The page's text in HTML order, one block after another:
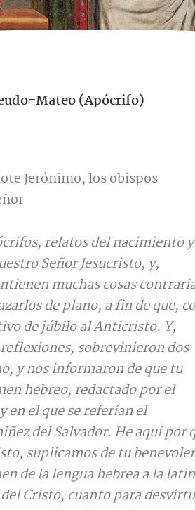
Mateo (Apócrifo)
Jerónimo, los obispos
relatos del nacimiento
Señor Jesucristo, y,
muchas cosas
de plano, a fin de que,
de júbilo al Anticristo. Y,
sobrevinieron dos
y nos informaron de que tu
hebreo, redactado por el
en el que se referían el
del Salvador. He aquí por
suplicamos de tu
de la lengua hebrea a la
Cristo, cuanto para